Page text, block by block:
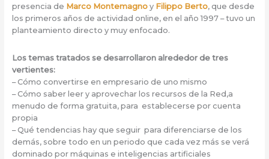
presencia de Marco Montemagnoy Filippo Berto, que desde
los primeros años de actividad online, en el año 1997 – tuvo un
planteamiento directo y muy enfocado.
Los temas tratados se desarrollaron alrededor de tres
vertientes:
– Cómo convertirse en empresario de uno mismo
– Cómo saber leer y aprovechar los recursos de la Red,a
menudo de forma gratuita, para establecerse por cuenta
propia
– Qué tendencias hay que seguir para diferenciarse de los
demás, sobre todo en un periodo que cada vez más se verá
dominado por máquinas e inteligencias artificiales